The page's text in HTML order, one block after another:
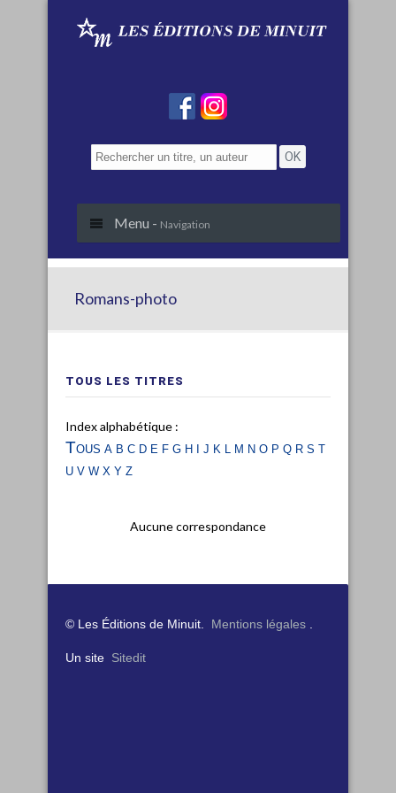
Menu - Navigation
Romans-photo
TOUS LES TITRES
Index alphabétique :
Tous a b c d e fg h i j k l m no p q rs t
uvwx yz
Aucune correspondance
© Les Éditions de Minuit. Mentions légales
Un site Sitedit